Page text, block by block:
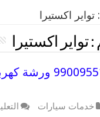
تواير اكستيرا
:تواير اكستيرا
كراج اكستيرا
خدمات سيارات